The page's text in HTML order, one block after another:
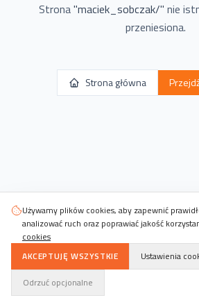
Strona"maciek_sobczak/" nie
przeniesiona.
Strona główna
Używamy plików cookies, aby zapewnić
analizować ruch oraz poprawiać jakość
cookies
AKCEPTUJĘ WSZYSTKIE
Ustawienia
Odrzuć opcjonalne